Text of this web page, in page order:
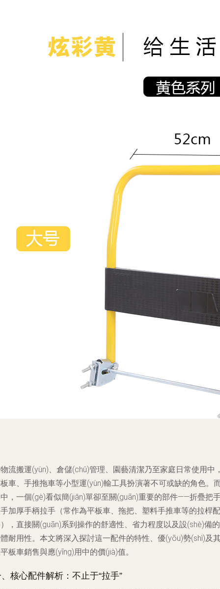
流搬運(yùn)、倉儲(chǔ)管理、園藝清潔乃至家庭日常使用中
車、手推拖車等小型運(yùn)輸工具扮演著不可或缺的角色。
，一個(gè)看似簡(jiǎn)單卻至關(guān)重要的部件——折疊把
加厚手柄拉手（常作為平板車、拖把、塑料手推車等的拉桿配
，直接關(guān)系到操作的舒適性、省力程度以及設(shè)備的
耐用性。本文將深入探討這一配件的特性、優(yōu)勢(shì)及
板車銷售與應(yīng)用中的價(jià)值。
核心配件解析：不止于“拉手”